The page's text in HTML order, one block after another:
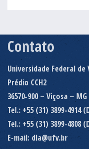
Contato
Universidade Federal de
Prédio CCH2
36570-900 – Viçosa – MG
Tel.: +55 (31) 3899-4914
Tel.: +55 (31) 3899-4808
E-mail: dla@ufv.br